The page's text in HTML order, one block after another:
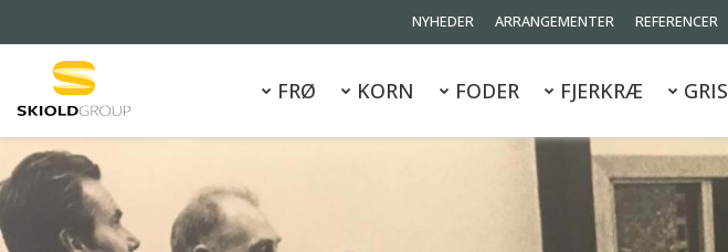
NYHEDER ARRANGEMENTER REFERENCER
FRØ KORN FODER FJERKRÆ GRIS